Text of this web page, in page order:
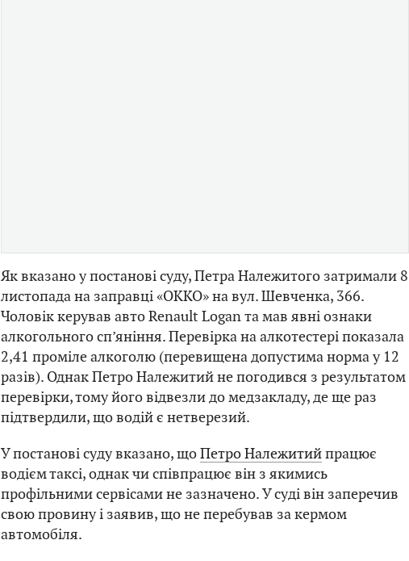
Як вказано у постанові суду, Петра Належитого затримали 8
листопада на заправці «ОККО» на вул. Шевченка, 366.
Чоловік керував авто Renault Logan та мав явні ознаки
алкогольного сп’яніння. Перевірка на алкотестері показала
2,41 проміле алкоголю (перевищена допустима норма у 12
разів). Однак Петро Належитий не погодився з результатом
перевірки, тому його відвезли до медзакладу, де ще раз
підтвердили, що водій є нетверезий.
У постанові суду вказано, щоПетро Належитийпрацює
водієм таксі, однак чи співпрацює він з якимись
профільними сервісами не зазначено. У суді він заперечив
свою провину і заявив, що не перебував за кермом
автомобіля.